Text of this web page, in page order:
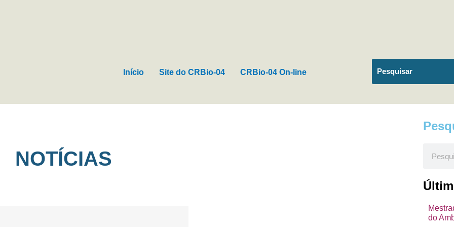
Início Site do CRBio-04 CRBio-04 On-line
NOTÍCIAS
do